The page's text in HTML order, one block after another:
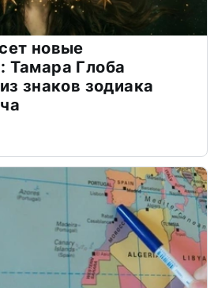
новые
Тамара Глоба
знаков зодиака